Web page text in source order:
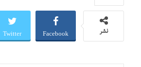
نشر Facebook
Twitter